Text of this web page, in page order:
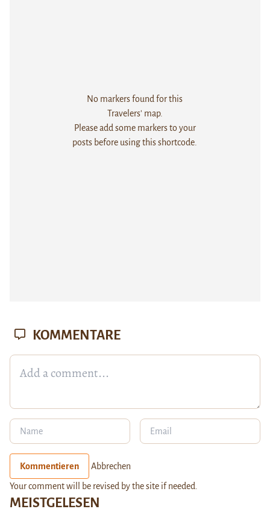
No markers found for this
Travelers' map.
Please add some markers to your
posts before using this shortcode.
MEISTGELESEN
KOMMENTARE
Kommentieren Abbrechen
Your comment will be revised by the site if needed.